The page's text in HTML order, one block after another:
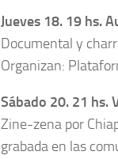
Jueves 18. 19 hs.
Documental y
Organizan:
Sábado 20. 21 hs.
Zine-zena por
grabada en las